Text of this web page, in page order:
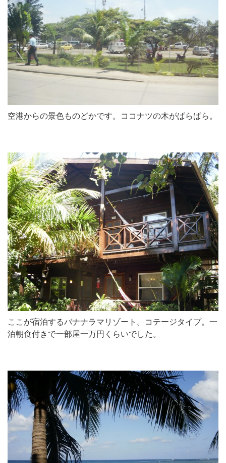
空港からの景色ものどかです。ココナツの木がぱらぱら。
ここが宿泊するバナナラマリゾート。コテージタイプ。一
泊朝食付きで一部屋一万円くらいでした。